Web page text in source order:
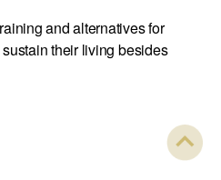
and alternatives for
their living besides